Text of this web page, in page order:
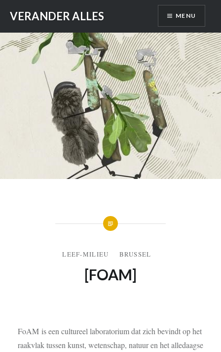
content
VERANDER ALLES MENU
LEEF-MILIEU BRUSSEL
[FOAM]
FoAM is een cultureel laboratoriumdat zich bevindt op het
raakvlak tussen kunst, wetenschap, natuur en het alledaagse